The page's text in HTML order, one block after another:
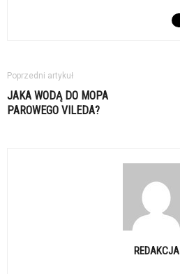
Poprzedni artykuł
JAKA WODĄ DO MOPA
PAROWEGO VILEDA?
REDAKCJA